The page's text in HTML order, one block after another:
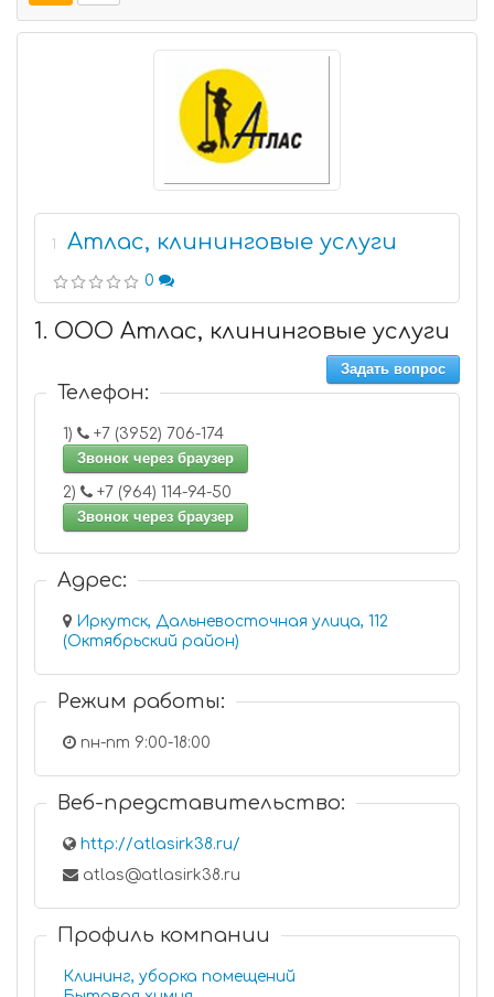
1 Атлас, клининговые услуги
0
1. ООО Атлас, клининговые услуги
Задать вопрос
Телефон:
1)
+7 (3952) 706-174
Звонок через браузер
2)
+7 (964) 114-94-50
Звонок через браузер
Адрес:
Иркутск, Дальневосточная улица, 112
(Октябрьский район)
Режим работы:
пн-пт 9:00-18:00
Веб-представительство:
http://atlasirk38.ru/
atlas@atlasirk38.ru
Профиль компании
Клининг, уборка помещений